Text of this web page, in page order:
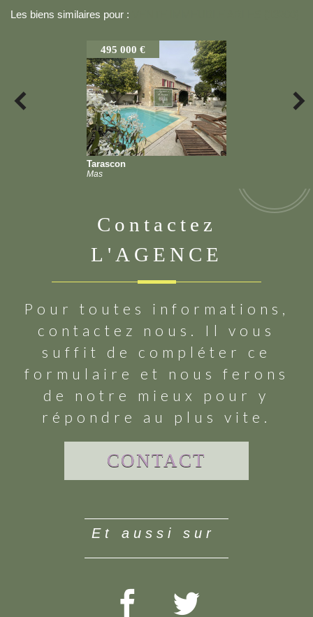
Les biens similaires pour :
495 000 €
Tarascon
Mas
contactez
L'AGENCE
Pour toutes informations,
contactez nous. Il vous
suffit de compléter ce
formulaire et nous ferons
de notre mieux pour y
répondre au plus vite.
CONTACT
et aussi sur